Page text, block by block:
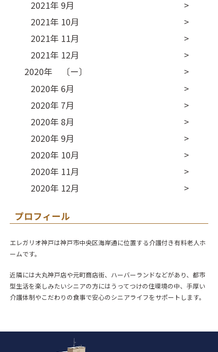
2021年 9月
2021年 10月
2021年 11月
2021年 12月
2020年 〔ー〕
2020年 6月
2020年 7月
2020年 8月
2020年 9月
2020年 10月
2020年 11月
2020年 12月
プロフィール
エレガリオ神戸は神戸市中央区海岸通に位置する介護付き有料老人ホ
ームです。
近隣には大丸神戸店や元町商店街、ハーバーランドなどがあり、都市
型生活を楽しみたいシニアの方にはうってつけの住環境の中、手厚い
介護体制やこだわりの食事で安心のシニアライフをサポートします。